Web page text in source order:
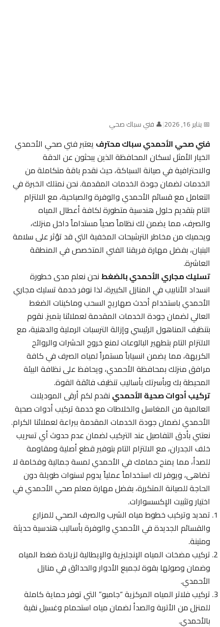
📅 يناير 16, 2026 |👤 فني سباك صحي
فني صحي الأحمدي سباك محترفيعتبر فني صحي الأحمدي
الخيار الأمثل لسكان المحافظة الذين يبحثون عن الدقة
والاحترافية في صيانة السباكة، حيث نقدم باقة متكاملة من
الخدمات لضمان جودة الخدمات المقدمة. نحن نمتلك الخبرة في
التعامل مع قسائم الأحمدي والوفرة والصباحية، مع الالتزام
التام بتقديم حلول هندسية متطورة لكافة أعطال المياه
والصرف، مما يضمن لك نظاماً صحياً مستداماً داخل منزلك،
ويحميك من مخاطر الترشيحات المخفية التي قد تؤثر على سلامة
البنيان، بفضل مهارة فريقنا الفني المتخصص في المنطقة
العاشرة.
تسليك مجاري الأحمدي بالضغطنحن نعلم مدى خطورة
انسداد الأنابيب في المنازل الكبيرة، لذا نوفر خدمة تسليك مجاري
الأحمدي باستخدام أحدث صهاريج السحب وماكينات الضغط
العالي لضمان جودة الخدمات المقدمة لعملائنا بتميز. نقوم
بتنظيف المناهول الرئيسي وإزالة الترسبات الرملية والدهنية، مع
الالتزام التام بتطهير البالوعات لمنع خروج الحشرات والروائح
الكريهة، مما يضمن انسياباً مستمراً لمياه الصرف في كافة
مرافق منزلك بمحافظة الأحمدي، ويحافظ على نظافة البيئة
المحيطة بك وبأسرتك بأساليب تنظيف فائقة القوة.
تركيب أدوات صحية الأحمدينقدم لكم أرقى الموديلات
العالمية من المغاسل والخلاطات مع خدمة تركيب أدوات صحية
الأحمدي لضمان جودة الخدمات المقدمة ببراعة لعملائنا الكرام.
نعتني بأدق التفاصيل عند التركيب لضمان عدم حدوث أي تسريب
خلف الجدران، مع الالتزام التام بتوفير قطع أصلية ومقاومة
للصدأ، مما يمنح حمامك في الأحمدي لمسة جمالية وفخامة لا
تضاهى، ويوفر لك استخداماً عملياً يدوم لسنوات طويلة دون
الحاجة للصيانة المتكررة، بفضل مهارة معلم صحي الأحمدي في
اختيار وتثبيت الإكسسوارات.
تمديد وتركيب خطوط مياه الشرب والصرف الصحي للمزارع
والقسائم الجديدة في الأحمدي والوفرة بأساليب هندسية حديثة
ومتينة.
تركيب مضخات المياه الإنجليزية والإيطالية لزيادة ضغط المياه
وضمان وصولها بقوة لجميع الأدوار والحدائق في منازل
الأحمدي.
تركيب فلاتر المياه المركزية “جامبو” التي توفر حماية كاملة
للمنزل من الأتربة والصدأ لضمان مياه استحمام وغسيل نقية
بالأحمدي.